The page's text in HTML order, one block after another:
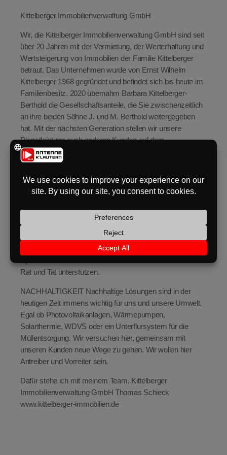
Kittelberger Immobilienverwaltung GmbH
Wir, die Kittelberger Immobilienverwaltung GmbH sind seit
über 20 Jahren mit der Vermietung, der Werterhaltung und
Wertsteigerung von Immobilien der Familie Kittelberger
betraut. Das Unternehmen wurde von Ernst Wilhelm
Kittelberger 1968 gegründet und befindet sich bis heute im
Familienbesitz. 2020 übernahm Barbara Kittelberger-
Berthold die Gesellschaftsanteile, die Sie zwischenzeitlich
an ihre beiden Söhne J. und M. Berthold weitergegeben
hat. Mit der nächsten Generation stellen wir unsere
Dienstleistung auch anderen Kunden auf dem
Immobilienmarkt für die Bereiche Mietverwaltung und
Familiy Office zur Verfügung.
UNSER IMAGE Bei den von uns betreuten Mietern sind
wir als freundlicher Vermieter bekannt, mit dem Sie reden
nachkommen und erfüllen. Wir sind aber immer daran
interessiert für alle Parteien gute, pragmatische und auch
möglichst nachhaltige Lösungen zu finden.
Rat und Tat unterstützen.
NACHHALTIGKEIT Nachhaltige Lösungen sind in der
heutigen Zeit immens wichtig für uns und unsere Umwelt.
Egal ob Photovoltaikanlagen, Wärmepumpen,
Solarthermie, WDVS oder ein Unterflursystem für die
Müllentsorgung. Wir versuchen hier, gemeinsam mit
unseren Kunden neue Wege zu gehen. Wir wollen hier
Antreiber und Vorreiter sein.
Dafür stehe ich mit meinem Team. Kittelberger
Immobilienverwaltung GmbH Thomas Schieck
www.kittelberger-immobilien.de